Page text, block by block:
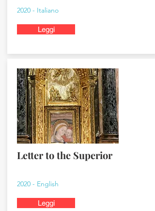
2020 - Italiano
Leggi
Letter to the Superior
2020 - English
Leggi